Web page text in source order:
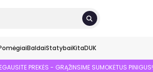
BaldaiStatybaiKitaDUK
PREKĖS - GRĄŽINSIME SUMOKĖTUS PINIGUS!